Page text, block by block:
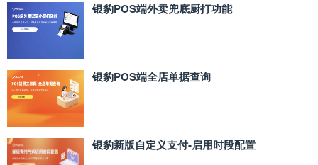
银豹POS端外卖兜底厨打功能
银豹POS端全店单据查询
银豹新版自定义支付‑启用时段配置